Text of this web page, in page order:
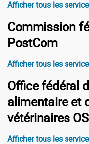
Afficher tous les
Commission
PostCom
Afficher tous les
Office fédéral
alimentaire et
vétérinaires
Afficher tous les